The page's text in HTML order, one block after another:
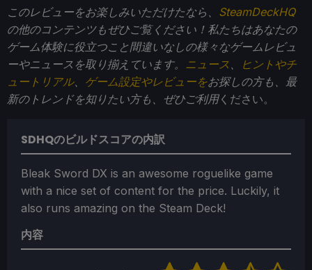
このレビューをお楽しみいただけたなら、 SteamDeckHQ
の他のコンテンツもぜひご覧ください！私たちはあなたの
ゲーム体験に役立つこと間違いなしの様々なゲームレビュ
ーやニュースを取り揃えています。 ニュース 、
ヒントやチ
ュートリアル、 ゲーム設定やレビューをお探しの方も、最
新のトレンドを知りたい方も、ぜひご利用ください。
SDHQのビルドスコアの内訳
Bleak Sword DX is an awesome roguelike game
with a nice set of content for the price. Luckily, it
also runs amazing on the Steam Deck!
内容